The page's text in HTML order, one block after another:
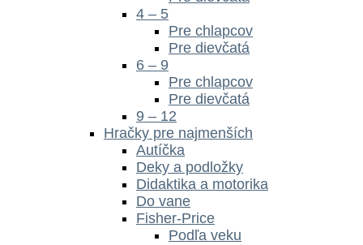
4 – 5
Pre chlapcov
Pre dievčatá
6 – 9
Pre chlapcov
Pre dievčatá
9 – 12
Hračky pre najmenších
Autíčka
Deky a podložky
Didaktika a motorika
Do vane
Fisher-Price
Podľa veku